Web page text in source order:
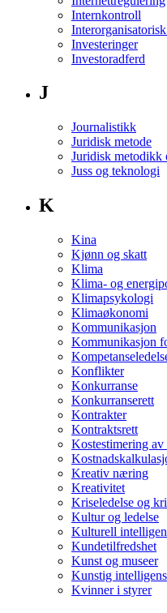
Internkontroll
Investeringer
Investoradferd
J
Journalistikk
Juridisk metode
Juridisk metodikk
Juss og teknologi
K
Kina
Kjønn og skatt
Klima
Klima- og
Klimapsykologi
Klimaøkonomi
Kommunikasjon
Kommunikasjon
Konflikter
Konkurranse
Konkurranserett
Kontrakter
Kontraktsrett
Kostestimering
Kreativ næring
Kreativitet
Kriseledelse og
Kultur og ledelse
Kulturell
Kundetilfredshet
Kunst og museer
Kunstig intelligens
Kvinner i styrer